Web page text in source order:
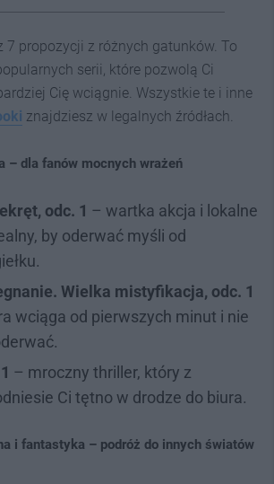
7 propozycji z różnych gatunków. To
serii, które pozwolą Ci
Cię wciągnie. Wszystkie te i inne
znajdziesz w legalnych źródłach.
– dla fanów mocnych wrażeń
odc. 1 – wartka akcja i lokalne
by oderwać myśli od
Wielka mistyfikacja, odc. 1
wciąga od pierwszych minut i nie
– mroczny thriller, który z
Ci tętno w drodze do biura.
i fantastyka – podróż do innych światów